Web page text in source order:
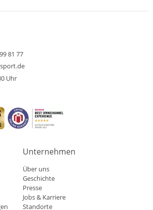
81 77
Uhr
Unternehmen
Über uns
Geschichte
Presse
Jobs & Karriere
Standorte